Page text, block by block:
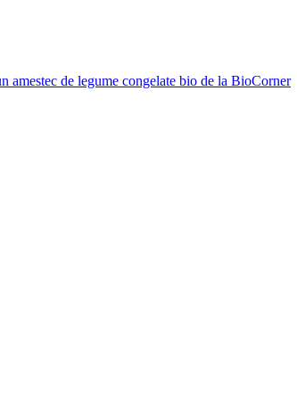
amestec de legume congelate bio de la BioCorner